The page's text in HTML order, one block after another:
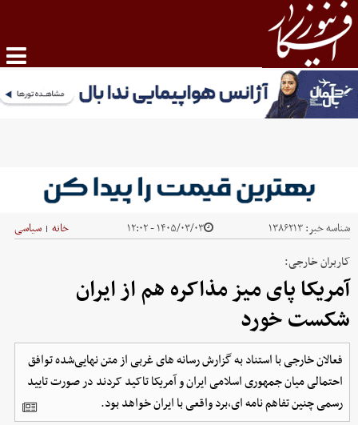
شناسه خبر:۱۳۸۶۲۱۳ ۱۴۰۵/۰۳/۰۳ - ۱۲:۰۲ خانه | سیاسی
کاربران خارجی:‌
آمریکا پای میز مذاکره هم از ایران
شکست خورد
فعالان خارجی با استناد به گزارش رسانه های غربی از متن نهایی‌شده توافق
احتمالی میان جمهوری اسلامی ایران و آمریکا تاکید کردند در صورت تایید
رسمی چنین تفاهم نامه ای،‌برد واقعی با ایران خواهد بود.